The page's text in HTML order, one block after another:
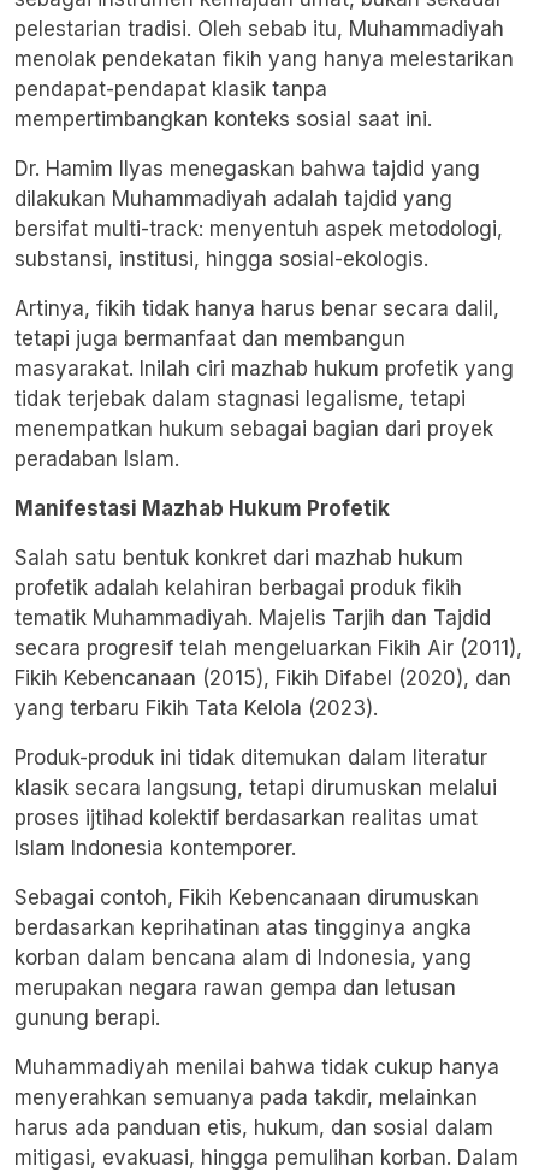
pelestarian tradisi. Oleh sebab itu, Muhammadiyah
menolak pendekatan fikih yang hanya melestarikan
pendapat-pendapat klasik tanpa
mempertimbangkan konteks sosial saat ini.
Dr. Hamim Ilyas menegaskan bahwa tajdid yang
dilakukan Muhammadiyah adalah tajdid yang
bersifat multi-track: menyentuh aspek metodologi,
substansi, institusi, hingga sosial-ekologis.
Artinya, fikih tidak hanya harus benar secara dalil,
tetapi juga bermanfaat dan membangun
masyarakat. Inilah ciri mazhab hukum profetik yang
tidak terjebak dalam stagnasi legalisme, tetapi
menempatkan hukum sebagai bagian dari proyek
peradaban Islam.
Manifestasi Mazhab Hukum Profetik
Salah satu bentuk konkret dari mazhab hukum
profetik adalah kelahiran berbagai produk fikih
tematik Muhammadiyah. Majelis Tarjih dan Tajdid
secara progresif telah mengeluarkan Fikih Air (2011),
Fikih Kebencanaan (2015), Fikih Difabel (2020), dan
yang terbaru Fikih Tata Kelola (2023).
Produk-produk ini tidak ditemukan dalam literatur
klasik secara langsung, tetapi dirumuskan melalui
proses ijtihad kolektif berdasarkan realitas umat
Islam Indonesia kontemporer.
Sebagai contoh, Fikih Kebencanaan dirumuskan
berdasarkan keprihatinan atas tingginya angka
korban dalam bencana alam di Indonesia, yang
merupakan negara rawan gempa dan letusan
gunung berapi.
Muhammadiyah menilai bahwa tidak cukup hanya
menyerahkan semuanya pada takdir, melainkan
harus ada panduan etis, hukum, dan sosial dalam
mitigasi, evakuasi, hingga pemulihan korban. Dalam